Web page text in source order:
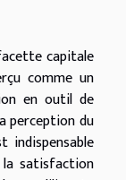
capitale
comme un
en outil de
perception du
indispensable
satisfaction